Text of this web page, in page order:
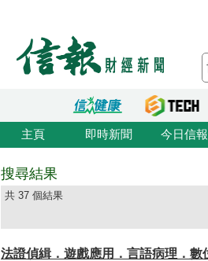
主頁 即時新聞 今日信報
搜尋結果
共 37 個結果
法證偵緝．遊戲應用．言語病理．